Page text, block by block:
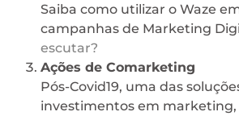
Saiba como utilizar o Waze
campanhas de Marketing
escutar?
Ações de Comarketing
Pós-Covid19, uma das
investimentos em marketing,